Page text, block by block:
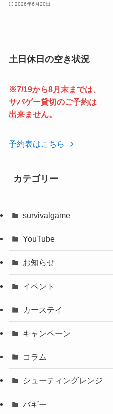
2026年6月20日
土日休日の空き状況
※7/19から8月末までは、
サバゲー貸切のご予約は
出来ません。
予約表はこちら
カテゴリー
survivalgame
YouTube
お知らせ
イベント
カーステイ
キャンペーン
コラム
シューティングレンジ
バギー